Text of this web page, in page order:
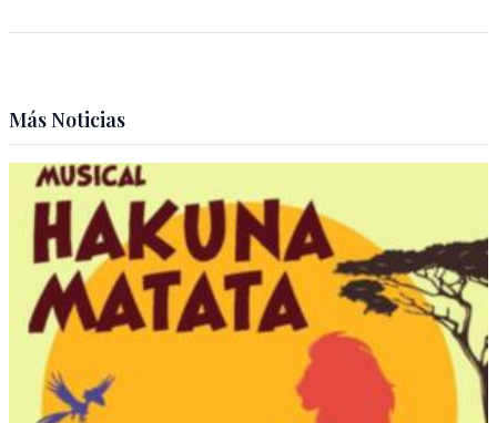
Más Noticias